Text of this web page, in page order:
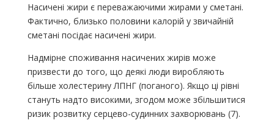
Насичені жири є переважаючими жирами у сметані.
Фактично, близько половини калорій у звичайній
сметані посідає насичені жири.
Надмірне споживання насичених жирів може
призвести до того, що деякі люди виробляють
більше холестерину ЛПНГ (поганого). Якщо ці рівні
стануть надто високими, згодом може збільшитися
ризик розвитку серцево-судинних захворювань (7).